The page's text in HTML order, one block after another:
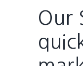
Our